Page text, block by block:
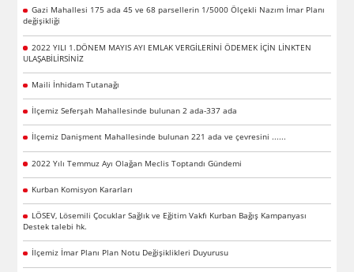
Gazi Mahallesi 175 ada 45 ve 68 parsellerin 1/5000 Ölçekli Nazım İmar Planı
değişikliği
2022 YILI 1.DÖNEM MAYIS AYI EMLAK VERGİLERİNİ ÖDEMEK İÇİN LİNKTEN
ULAŞABİLİRSİNİZ
Maili İnhidam Tutanağı
İlçemiz Seferşah Mahallesinde bulunan 2 ada-337 ada
İlçemiz Danişment Mahallesinde bulunan 221 ada ve çevresini ......
2022 Yılı Temmuz Ayı Olağan Meclis Toptandı Gündemi
Kurban Komisyon Kararları
LÖSEV, Lösemili Çocuklar Sağlık ve Eğitim Vakfı Kurban Bağış Kampanyası
Destek talebi hk.
İlçemiz İmar Planı Plan Notu Değişiklikleri Duyurusu